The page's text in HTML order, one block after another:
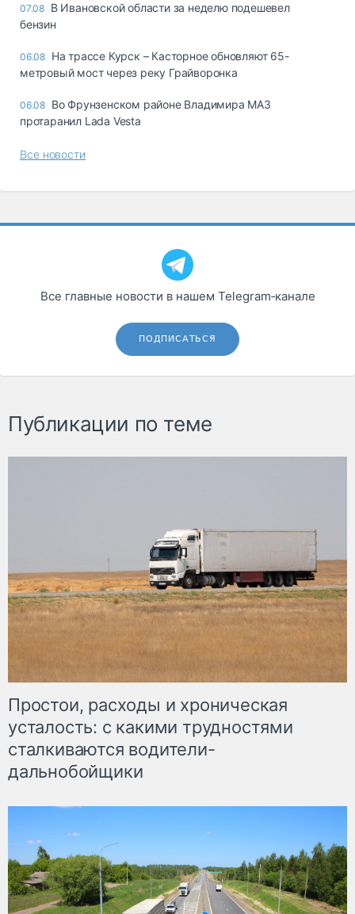
07.08 В Ивановской области за неделю подешевел
бензин
06.08 На трассе Курск – Касторное обновляют 65-
метровый мост через реку Грайворонка
06.08 Во Фрунзенском районе Владимира МАЗ
протаранил Lada Vesta
Все новости
Все главные новости в нашем Telegram‑канале
ПОДПИСАТЬСЯ
Публикации по теме
Простои, расходы и хроническая
усталость: с какими трудностями
сталкиваются водители-
дальнобойщики